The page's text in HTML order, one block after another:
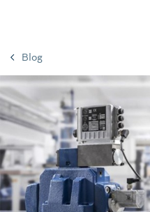
Blog